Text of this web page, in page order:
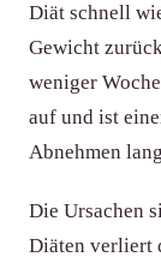
Diät schnell
Gewicht
weniger
auf und ist
Abnehmen
Die Ursachen
Diäten verliert